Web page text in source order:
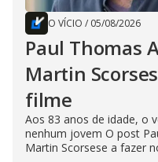
O VÍCIO / 05/08/2026
Paul Thomas
Martin
filme
Aos 83 anos de idade, o
nenhum jovem O post
Martin Scorsese a fazer